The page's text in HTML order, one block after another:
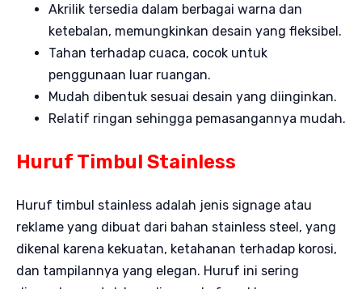
Akrilik tersedia dalam berbagai warna dan
ketebalan, memungkinkan desain yang fleksibel.
Tahan terhadap cuaca, cocok untuk
penggunaan luar ruangan.
Mudah dibentuk sesuai desain yang diinginkan.
Relatif ringan sehingga pemasangannya mudah.
Huruf Timbul Stainless
Huruf timbul stainless adalah jenis signage atau
reklame yang dibuat dari bahan stainless steel, yang
dikenal karena kekuatan, ketahanan terhadap korosi,
dan tampilannya yang elegan. Huruf ini sering